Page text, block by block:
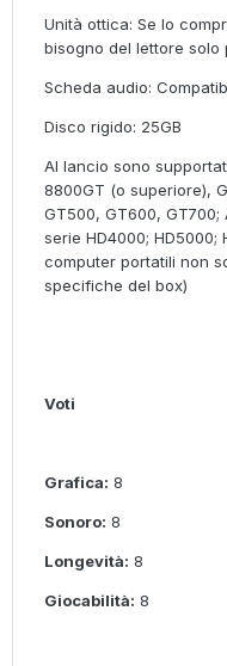
Unità ottica: Se lo
bisogno del lettore solo
Scheda audio:
Disco rigido: 25GB
Al lancio sono
8800GT (o superiore),
GT500, GT600, GT700;
serie HD4000; HD5000;
computer portatili non
specifiche del box)
Voti
Grafica: 8
Sonoro: 8
Longevità: 8
Giocabilità: 8